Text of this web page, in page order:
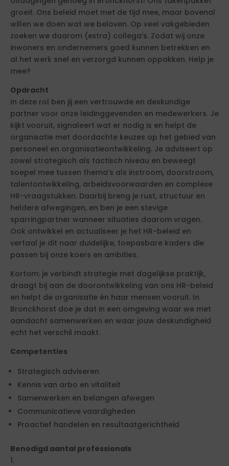
groeit. Ons beleid moet met de tijd mee, maar bovenal
willen we doen wat we beloven. Op veel vakgebieden
zoeken we daarom (extra) collega’s. Zodat wij onze
inwoners en ondernemers goed kunnen betrekken en
al het werk snel en verzorgd kunnen oppakken. Help je
mee?
Opdracht
In deze rol ben jij een vertrouwde en deskundige
partner voor onze leidinggevenden en medewerkers. Je
kijkt vooruit, signaleert wat er nodig is en helpt de
organisatie met doordachte keuzes op het gebied van
personeel en organisatieontwikkeling. Je adviseert op
zowel strategisch als tactisch niveau en beweegt
soepel mee tussen thema’s als instroom, doorstroom,
talentontwikkeling, arbeidsvoorwaarden en complexe
HR-vraagstukken. Daarbij breng je rust, structuur en
heldere afwegingen, en ben je een stevige
sparringpartner wanneer situaties daarom vragen.
Ook ontwikkel en actualiseer je het HR-beleid en
vertaal je dit naar duidelijke, toepasbare kaders die
passen bij onze koers en ambities.
Kortom: je verbindt strategie met dagelijkse praktijk,
draagt bij aan de doorontwikkeling van ons HR-beleid
en helpt de organisatie én haar mensen vooruit. In
Bronckhorst doe je dat in een omgeving waar we met
aandacht samenwerken en waar jouw deskundigheid
echt het verschil maakt.
Competenties
Strategisch adviseren
Kennis van arbo en vitaliteit
Samenwerken en belangen afwegen
Communicatieve vaardigheden
Proactief handelen en resultaatgerichtheid
Benodigd aantal professionals
1.